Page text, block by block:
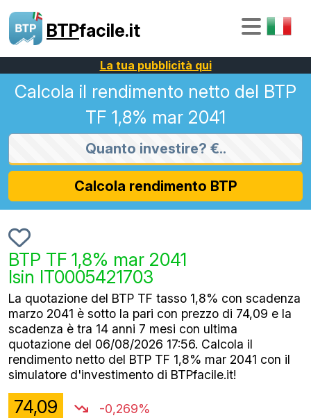
BTPfacile.it
La tua pubblicità qui
Calcola il rendimento netto del BTP
TF 1,8% mar 2041
Calcola rendimento BTP
BTP TF 1,8% mar 2041
Isin IT0005421703
La quotazione del BTP TF tasso 1,8% con scadenza
marzo 2041 è sotto la pari con prezzo di 74,09 e la
scadenza è tra 14 anni 7 mesi con ultima
quotazione del 06/08/2026 17:56. Calcola il
rendimento netto del BTP TF 1,8% mar 2041 con il
simulatore d'investimento di BTPfacile.it!
74,09 -0,269%